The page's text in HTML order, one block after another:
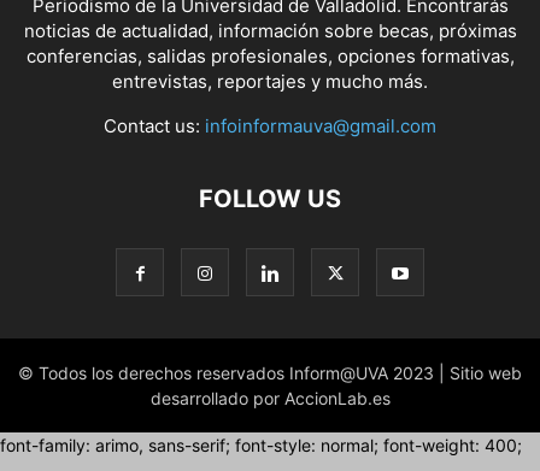
Periodismo de la Universidad de Valladolid. Encontrarás
noticias de actualidad, información sobre becas, próximas
conferencias, salidas profesionales, opciones formativas,
entrevistas, reportajes y mucho más.
Contact us: infoinformauva@gmail.com
FOLLOW US
© Todos los derechos reservados Inform@UVA 2023 | Sitio web
desarrollado por AccionLab.es
font-family: arimo, sans-serif; font-style: normal; font-weight: 400;